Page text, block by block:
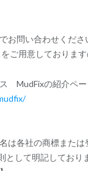
お問い合わせくださ
ご用意しておりま
ス MudFixの紹介ペ
は各社の商標または
として明記しており